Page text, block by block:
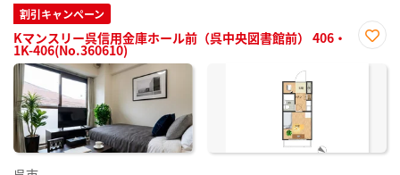
割引キャンペーン
Kマンスリー呉信用金庫ホール前（呉中央図書館前） 406・
1K-406(No.360610)
に入